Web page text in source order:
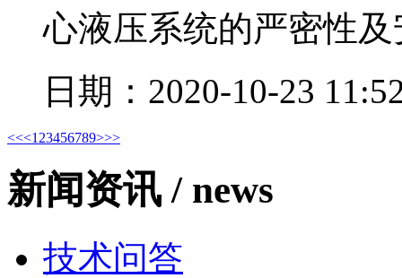
心液压系统的严密性
日期：2020-10-23
<<<1 23456789>>>
新闻资讯 / news
技术问答